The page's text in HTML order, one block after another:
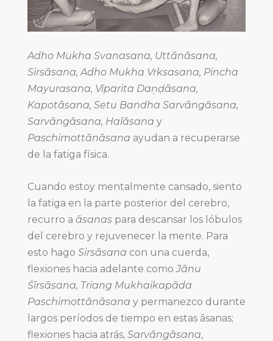
Adho Mukha Svanasana, Uttānāsana,
Sirsāsana, Adho Mukha Vrksasana, Pincha
Mayurasana, Vīparita Daņḍāsana,
Kapotāsana, Setu Bandha Sarvāngāsana,
Sarvāngāsana, Halāsana y
Paschimottānāsana ayudan a recuperarse
de la fatiga física.
Cuando estoy mentalmente cansado, siento
la fatiga en la parte posterior del cerebro,
recurro a āsanas para descansar los lóbulos
del cerebro y rejuvenecer la mente. Para
esto hago Sirsāsana con una cuerda,
flexiones hacia adelante comoJānu
Śīrsāsana, Triang Mukhaikapāda
Paschimottānāsana y permanezco durante
largos períodos de tiempo en estas āsanas;
flexiones hacia atrás, Sarvāngāsana,